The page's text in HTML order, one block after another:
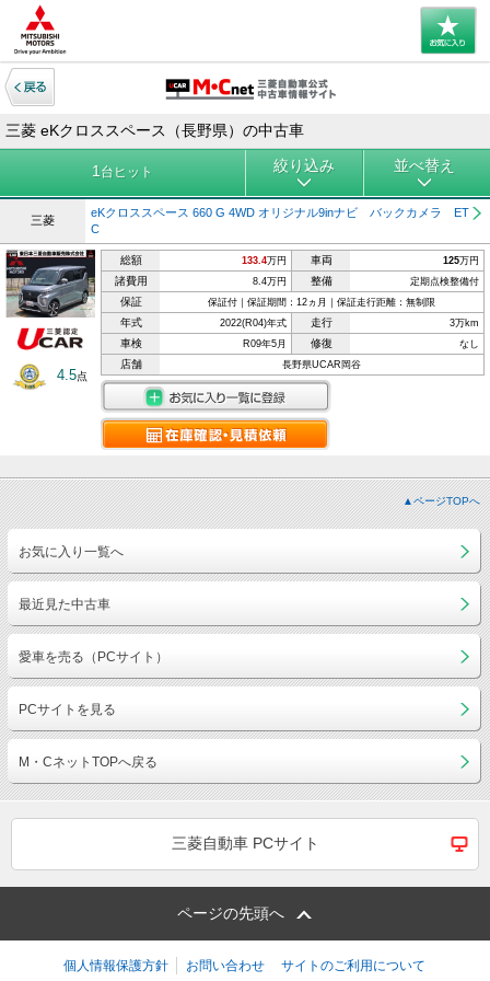
三菱 eKクロススペース（長野県）の中古車
1 台ヒット 絞り込み 並べ替え
三菱
eKクロススペース 660 G 4WD オリジナル9inナビ バックカメラ ET
C
4.5点
総額 133.4万円 車両 125万円
諸費用 8.4万円 整備 定期点検整備付
保証 保証付｜保証期間：12ヵ月｜保証走行距離：無制限
年式 2022(R04)年式 走行 3万km
車検 R09年5月 修復 なし
店舗 長野県UCAR岡谷
▲ページTOPへ
お気に入り一覧へ
最近見た中古車
愛車を売る（PCサイト）
PCサイトを見る
M・CネットTOPへ戻る
三菱自動車 PCサイト
ページの先頭へ
個人情報保護方針 お問い合わせ サイトのご利用について